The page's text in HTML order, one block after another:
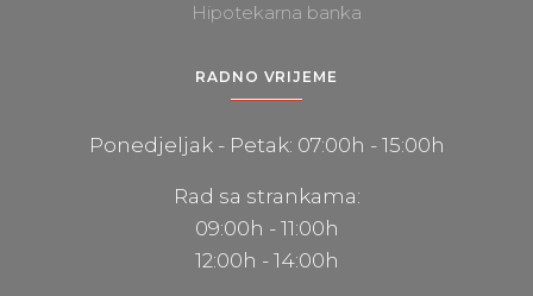
Hipotekarna banka
RADNO VRIJEME
Ponedjeljak - Petak: 07:00h - 15:00h
Rad sa strankama:
09:00h - 11:00h
12:00h - 14:00h